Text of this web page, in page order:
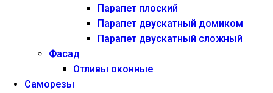
Парапет плоский
Парапет двускатный домиком
Парапет двускатный сложный
Фасад
Отливы оконные
Саморезы